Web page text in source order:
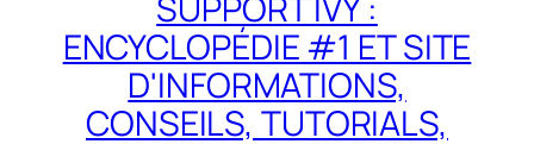
SUPPORT IVY :
ENCYCLOPÉDIE #1 ET SITE
D'INFORMATIONS,
CONSEILS, TUTORIALS,